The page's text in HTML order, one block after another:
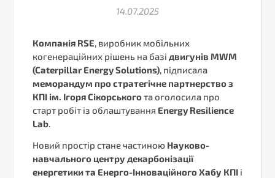
14.07.2025
Компанія RSE, виробник мобільних
когенераційних рішень на базі двигунів MWM
(Caterpillar Energy Solutions), підписала
меморандум про стратегічне партнерство з
КПІ ім. Ігоря Сікорськогота оголосила про
старт робіт із облаштування Energy Resilience
Lab.
Новий простір стане частиною Науково-
навчального центру декарбонізації
енергетики та Енерго-Інноваційного Хабу КПІ і